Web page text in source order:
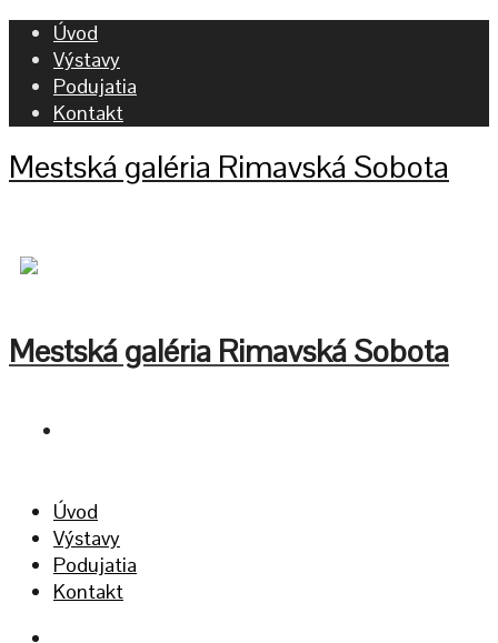
Úvod
Výstavy
Podujatia
Kontakt
Mestská galéria Rimavská Sobota
Mestská galéria Rimavská Sobota
Úvod
Výstavy
Podujatia
Kontakt